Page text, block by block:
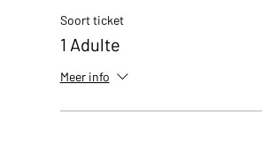
Soort ticket
1 Adulte
Meer info